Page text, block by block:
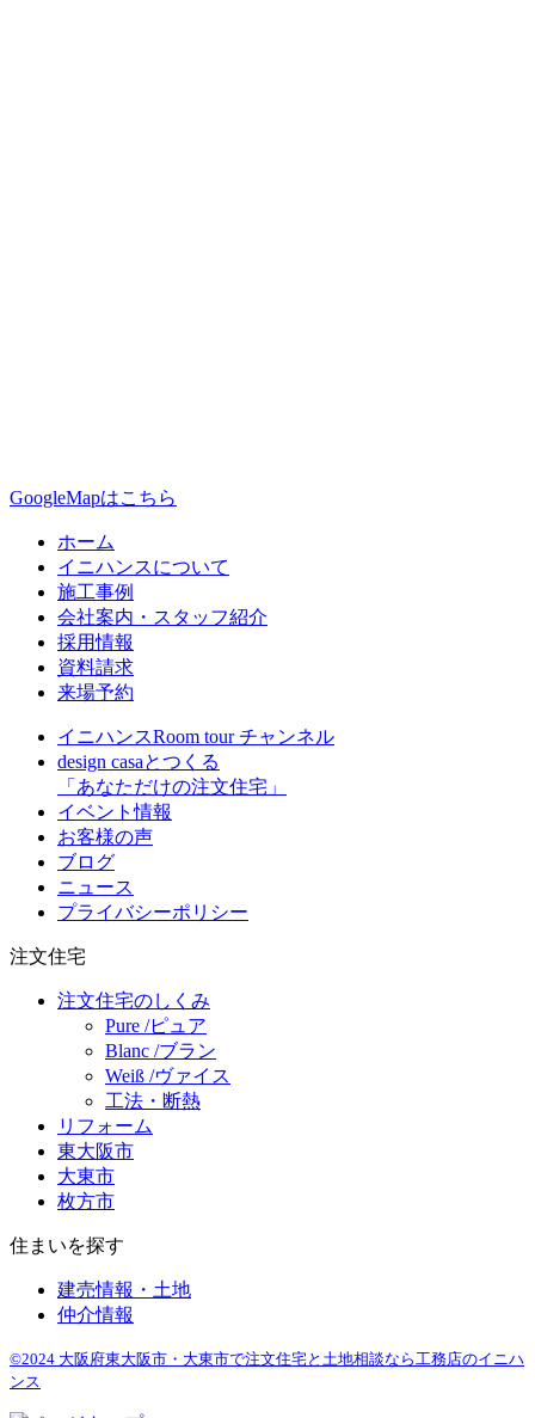
GoogleMapはこちら
ホーム
イニハンスについて
施工事例
会社案内・スタッフ紹介
採用情報
資料請求
来場予約
イニハンスRoom tour チャンネル
design casaとつくる
「あなただけの注文住宅」
イベント情報
お客様の声
ブログ
ニュース
プライバシーポリシー
注文住宅
注文住宅のしくみ
Pure /ピュア
Blanc /ブラン
Weiß /ヴァイス
工法・断熱
リフォーム
東大阪市
大東市
枚方市
住まいを探す
建売情報・土地
仲介情報
©2024 大阪府東大阪市・大東市で注文住宅と土地相談なら工務店のイニハ
ンス